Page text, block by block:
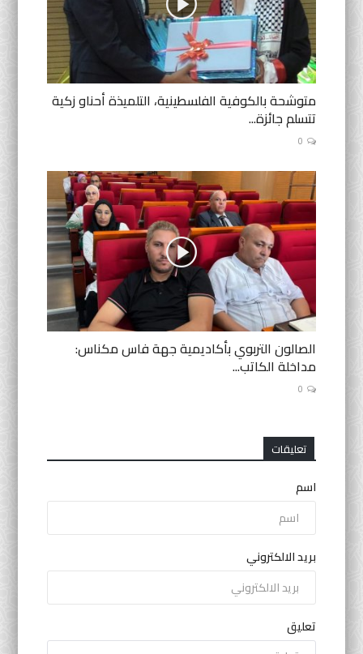
متوشحة بالكوفية الفلسطينية، التلميذة أحناو زكية
تتسلم جائزة...
0
الصالون التربوي بأكاديمية جهة فاس مكناس:
مداخلة الكاتب...
0
تعليقات
اسم
بريد الالكتروني
تعليق